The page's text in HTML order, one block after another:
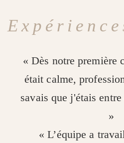
« Dès notre première
était calme,
savais que j'étais
»
« L’équipe a